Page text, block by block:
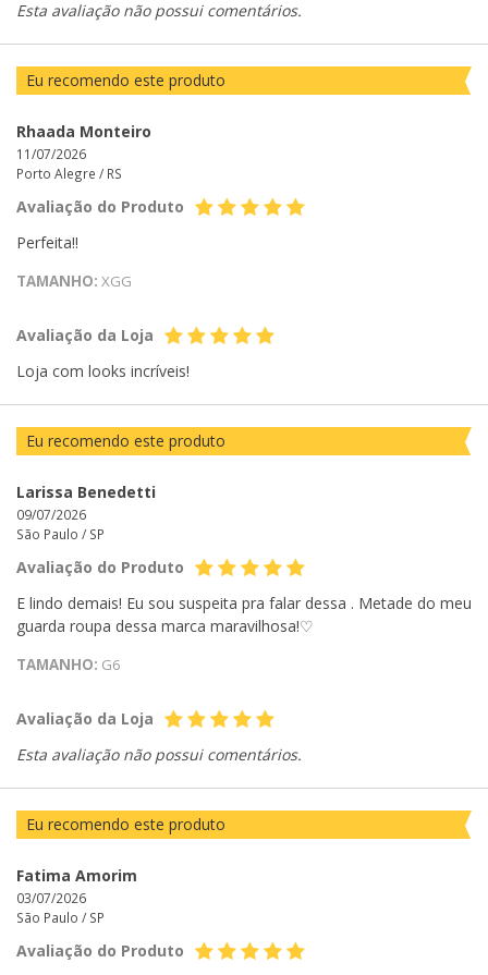
Esta avaliação não possui comentários.
Eu recomendo este produto
Rhaada Monteiro
11/07/2026
Porto Alegre / RS
Avaliação do Produto
Perfeita!!
TAMANHO: XGG
Avaliação da Loja
Loja com looks incríveis!
Eu recomendo este produto
Larissa Benedetti
09/07/2026
São Paulo / SP
Avaliação do Produto
E lindo demais! Eu sou suspeita pra falar dessa . Metade do meu
guarda roupa dessa marca maravilhosa!♡
TAMANHO: G6
Avaliação da Loja
Esta avaliação não possui comentários.
Eu recomendo este produto
Fatima Amorim
03/07/2026
São Paulo / SP
Avaliação do Produto